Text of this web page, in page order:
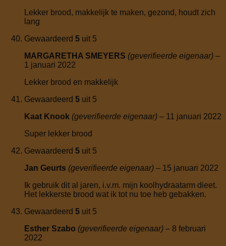
Lekker brood, makkelijk te maken, gezond, houdt zich
lang
Gewaardeerd 5 uit 5
MARGARETHA SMEYERS (geverifieerde eigenaar) –
1 januari 2022
Lekker brood en makkelijk
Gewaardeerd 5 uit 5
Kaat Knook (geverifieerde eigenaar) – 11 januari 2022
Super lekker brood
Gewaardeerd 5 uit 5
Jan Geurts (geverifieerde eigenaar) – 15 januari 2022
Ik gebruik dit al jaren, i.v.m. mijn koolhydraatarm dieet.
Het lekkerste brood wat ik tot nu toe heb gebakken.
Gewaardeerd 5 uit 5
Esther Szabo (geverifieerde eigenaar) – 8 februari
2022